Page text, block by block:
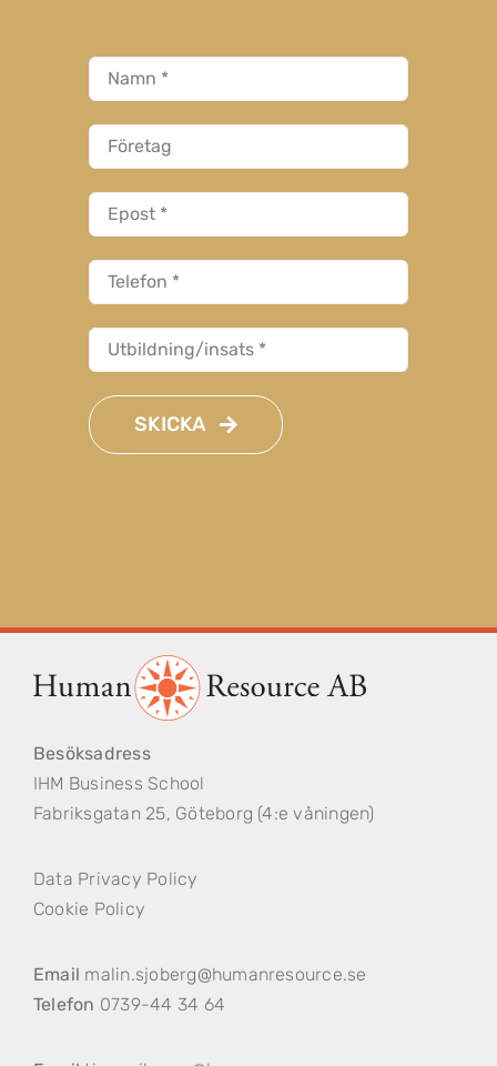
SKICKA
Besöksadress
IHM Business School
Fabriksgatan 25, Göteborg (4:e våningen)
Data Privacy Policy
Cookie Policy
Email malin.sjoberg@humanresource.se
Telefon 0739-44 34 64